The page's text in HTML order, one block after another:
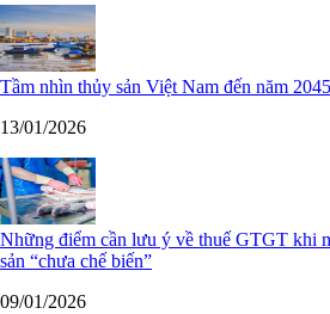
Tầm nhìn thủy sản Việt Nam đến năm 2045
13/01/2026
Những điểm cần lưu ý về thuế GTGT khi
sản “chưa chế biến”
09/01/2026